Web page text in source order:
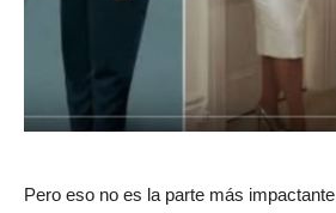
Pero eso no es la parte más